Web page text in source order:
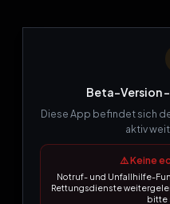
Beta-Version
Diese App befindet sich
aktiv
⚠️ Keine
Notruf- und Unfallhilfe-
Rettungsdienste
bitte